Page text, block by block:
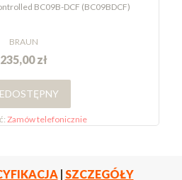
BC09B-DCF (BC09BDCF)
BRAUN
235,00 zł
Zamów telefonicznie
| SZCZEGÓŁY